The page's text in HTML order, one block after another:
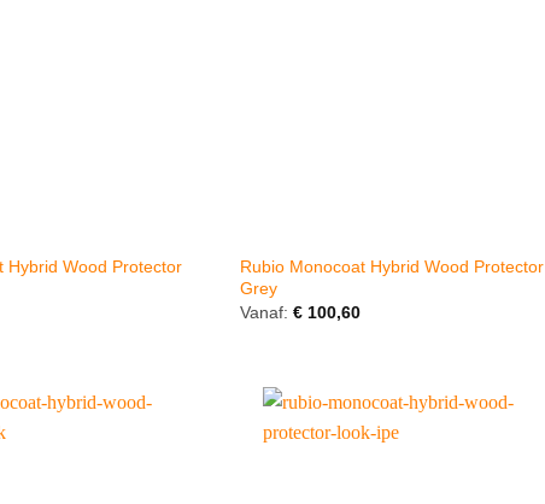
Hybrid Wood Protector
Rubio Monocoat Hybrid Wood Protector
Grey
Vanaf: €100,60